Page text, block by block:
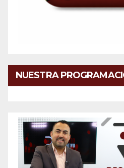
NUESTRA